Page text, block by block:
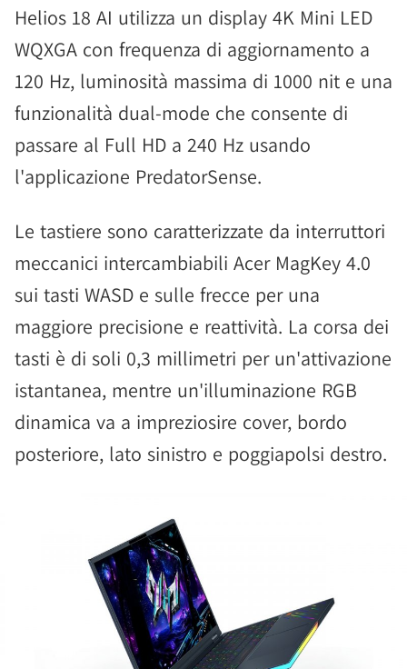
Helios 18 AI utilizza un display 4K Mini LED
WQXGA con frequenza di aggiornamento a
120 Hz, luminosità massima di 1000 nit e una
funzionalità dual-mode che consente di
passare al Full HD a 240 Hz usando
l'applicazione PredatorSense.
Le tastiere sono caratterizzate da interruttori
meccanici intercambiabili Acer MagKey 4.0
sui tasti WASD e sulle frecce per una
maggiore precisione e reattività. La corsa dei
tasti è di soli 0,3 millimetri per un'attivazione
istantanea, mentre un'illuminazione RGB
dinamica va a impreziosire cover, bordo
posteriore, lato sinistro e poggiapolsi destro.